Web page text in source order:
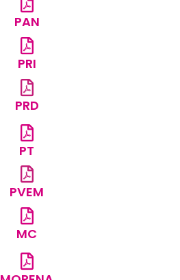
PAN
PRI
PRD
PT
PVEM
MC